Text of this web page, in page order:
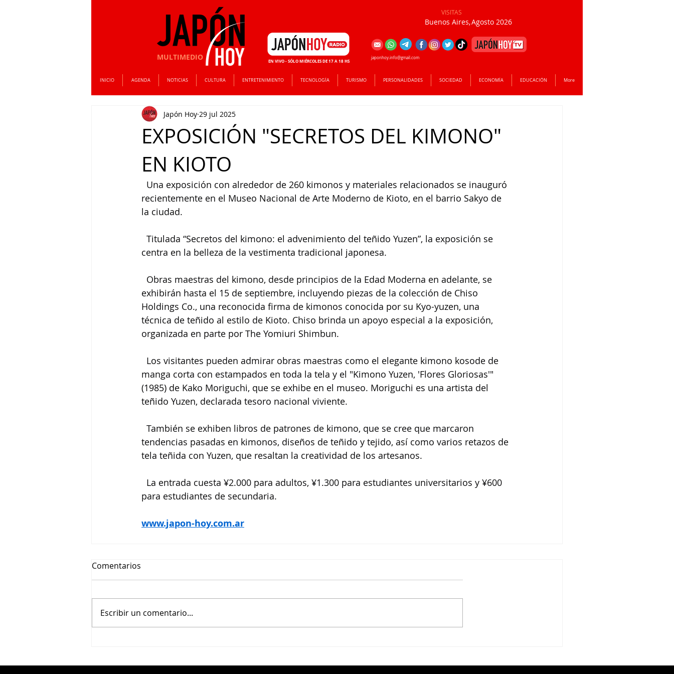
MULTIMEDIO
VISITAS
Buenos Aires,Agosto 2026
INICIO AGENDA NOTICIAS CULTURA ENTRETENIMIENTO TECNOLOGÍA TURISMO PERSONALIDADES SOCIEDAD ECONOMÍA EDUCACIÓN More
EN VIVO - SÓLO MIÉRCOLES DE 17 A 18 HS
japonhoy.info@gmail.com
EXPOSICIÓN "SECRETOS DEL KIMONO"
EN KIOTO
Japón Hoy 29 jul 2025
Una exposición con alrededor de 260 kimonos y materiales relacionados se inauguró
recientemente en el Museo Nacional de Arte Moderno de Kioto, en el barrio Sakyo de
la ciudad.
Titulada “Secretos del kimono: el advenimiento del teñido Yuzen”, la exposición se
centra en la belleza de la vestimenta tradicional japonesa.
Obras maestras del kimono, desde principios de la Edad Moderna en adelante, se
exhibirán hasta el 15 de septiembre, incluyendo piezas de la colección de Chiso
Holdings Co., una reconocida firma de kimonos conocida por su Kyo-yuzen, una
técnica de teñido al estilo de Kioto. Chiso brinda un apoyo especial a la exposición,
organizada en parte por The Yomiuri Shimbun.
Los visitantes pueden admirar obras maestras como el elegante kimono kosode de
manga corta con estampados en toda la tela y el "Kimono Yuzen, 'Flores Gloriosas'"
(1985) de Kako Moriguchi, que se exhibe en el museo. Moriguchi es una artista del
teñido Yuzen, declarada tesoro nacional viviente.
También se exhiben libros de patrones de kimono, que se cree que marcaron
tendencias pasadas en kimonos, diseños de teñido y tejido, así como varios retazos de
tela teñida con Yuzen, que resaltan la creatividad de los artesanos.
La entrada cuesta ¥2.000 para adultos, ¥1.300 para estudiantes universitarios y ¥600
para estudiantes de secundaria.
www.japon-hoy.com.ar
Comentarios
Escribir un comentario...